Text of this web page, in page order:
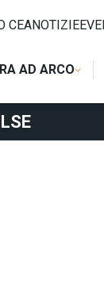
AD ARCO
CEANOTIZIE